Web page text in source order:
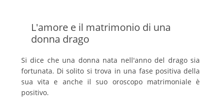
L'amore e il matrimonio di una
donna drago
Si dice che una donna nata nell'anno del drago sia
fortunata. Di solito si trova in una fase positiva della
sua vita e anche il suo oroscopo matrimoniale è
positivo.